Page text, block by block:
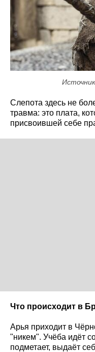
Слепота здесь не
травма: это плата,
присвоившей себе
Что происходит в
Арья приходит в
"никем". Учёба идёт
подметает, выдаёт